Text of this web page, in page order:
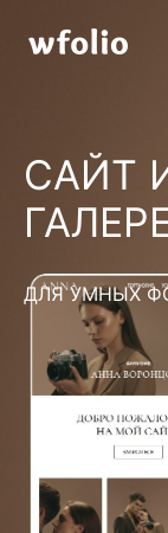
САЙТ
ДЛЯ УМНЫХ